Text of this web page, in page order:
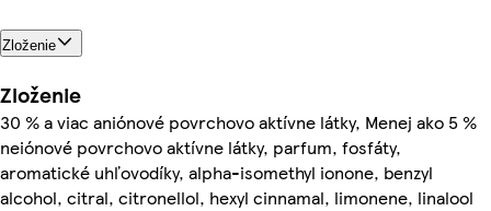
Zloženie
Zloženie
30 % a viac aniónové povrchovo aktívne látky, Menej ako 5 %
neiónové povrchovo aktívne látky, parfum, fosfáty,
aromatické uhľovodíky, alpha-isomethyl ionone, benzyl
alcohol, citral, citronellol, hexyl cinnamal, limonene, linalool